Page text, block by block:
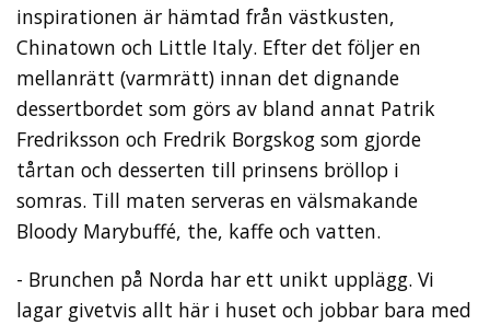
inspirationen är hämtad från västkusten,
Chinatown och Little Italy. Efter det följer en
mellanrätt (varmrätt) innan det dignande
dessertbordet som görs av bland annat Patrik
Fredriksson och Fredrik Borgskog som gjorde
tårtan och desserten till prinsens bröllop i
somras. Till maten serveras en välsmakande
Bloody Marybuffé, the, kaffe och vatten.
- Brunchen på Norda har ett unikt upplägg. Vi
lagar givetvis allt här i huset och jobbar bara med